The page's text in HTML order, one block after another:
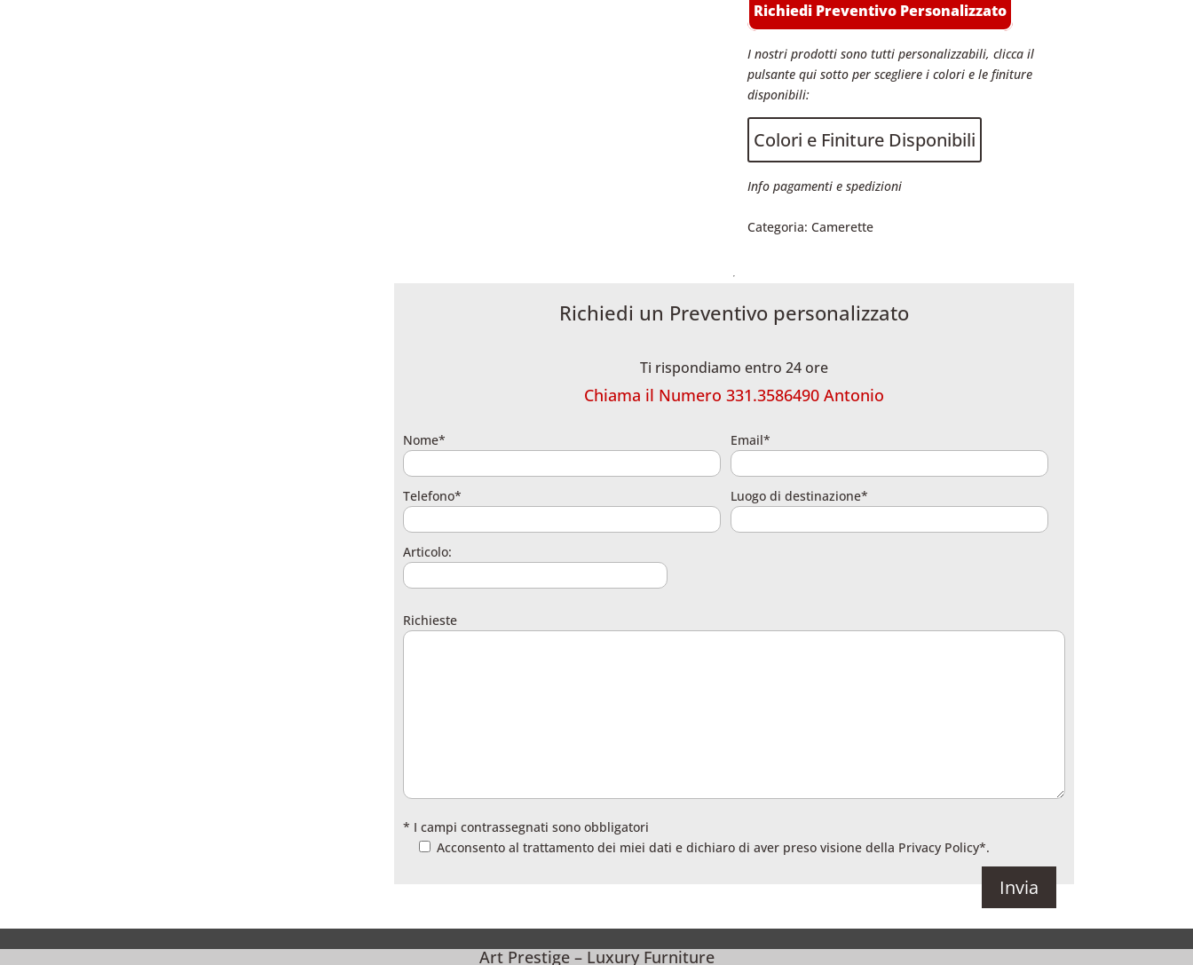
Richiedi Preventivo Personalizzato
I nostri prodotti sono tutti personalizzabili, clicca il
pulsante qui sotto per scegliere i colori e le finiture
disponibili:
Colori e Finiture Disponibili
Info pagamenti e spedizioni
Categoria: Camerette
Richiedi un Preventivo personalizzato
Ti rispondiamo entro 24 ore
Chiama il Numero 331.3586490 Antonio
Nome* Email*
Telefono* Luogo di destinazione*
Articolo:
Richieste
* I campi contrassegnati sono obbligatori
Acconsento al trattamento dei miei dati e dichiaro di aver preso visione della Privacy Policy*.
Art Prestige – Luxury Furniture